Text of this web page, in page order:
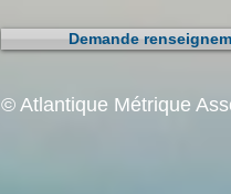
Demande
© Atlantique Métrique